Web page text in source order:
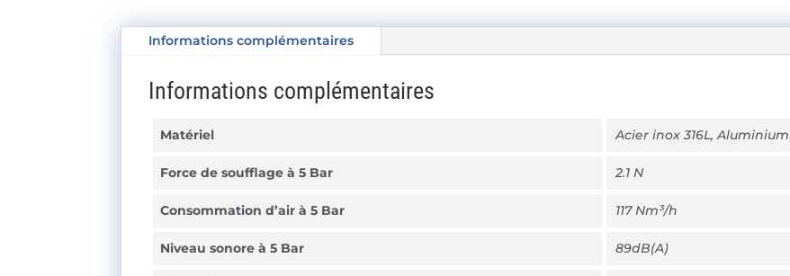
Informations complémentaires
Informations complémentaires
Matériel Acier inox 316L, Aluminium
Force de soufflage à 5 Bar 2.1 N
Consommation d’air à 5 Bar 117 Nm³/h
Niveau sonore à 5 Bar 89dB(A)